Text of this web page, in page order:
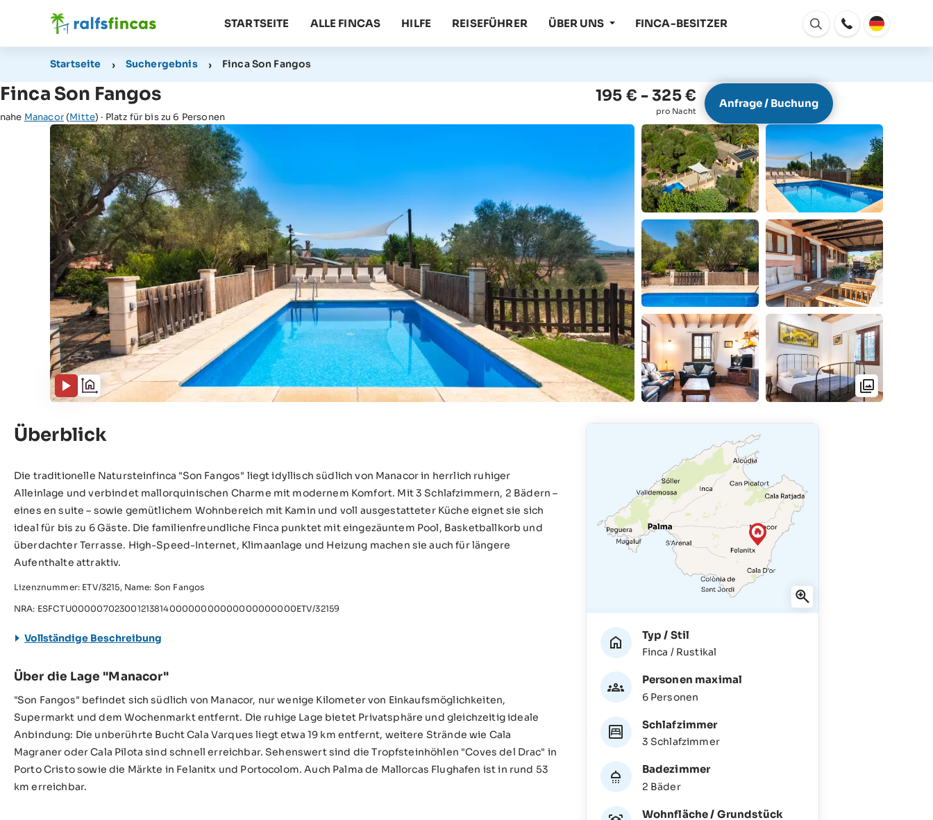
STARTSEITE ALLE FINCAS HILFE REISEFÜHRER ÜBER UNS FINCA-BESITZER
Fenster
Öffnen
Startseite Suchergebnis Finca Son Fangos
Finca Son Fangos
nahe Manacor(Mitte) · Platz für bis zu 6 Personen
195 € - 325 €
pro Nacht
Anfrage / Buchung
Überblick
Die traditionelle Natursteinfinca "Son Fangos" liegt idyllisch südlich von Manacor in herrlich ruhiger
Alleinlage und verbindet mallorquinischen Charme mit modernem Komfort. Mit 3 Schlafzimmern, 2 Bädern –
eines en suite – sowie gemütlichem Wohnbereich mit Kamin und voll ausgestatteter Küche eignet sie sich
ideal für bis zu 6 Gäste. Die familienfreundliche Finca punktet mit eingezäuntem Pool, Basketballkorb und
überdachter Terrasse. High-Speed-Internet, Klimaanlage und Heizung machen sie auch für längere
Aufenthalte attraktiv.
Lizenznummer: ETV/3215, Name: Son Fangos
NRA: ESFCTU00000702300121381400000000000000000000ETV/32159
Vollständige Beschreibung
Über die Lage "Manacor"
"Son Fangos" befindet sich südlich von Manacor, nur wenige Kilometer von Einkaufsmöglichkeiten,
Supermarkt und dem Wochenmarkt entfernt. Die ruhige Lage bietet Privatsphäre und gleichzeitig ideale
Anbindung: Die unberührte Bucht Cala Varques liegt etwa 19 km entfernt, weitere Strände wie Cala
Magraner oder Cala Pilota sind schnell erreichbar. Sehenswert sind die Tropfsteinhöhlen "Coves del Drac" in
Porto Cristo sowie die Märkte in Felanitx und Portocolom. Auch Palma de Mallorcas Flughafen ist in rund 53
km erreichbar.
Typ / Stil
Finca / Rustikal
Personen maximal
6 Personen
Schlafzimmer
3 Schlafzimmer
Badezimmer
2 Bäder
Wohnfläche / Grundstück